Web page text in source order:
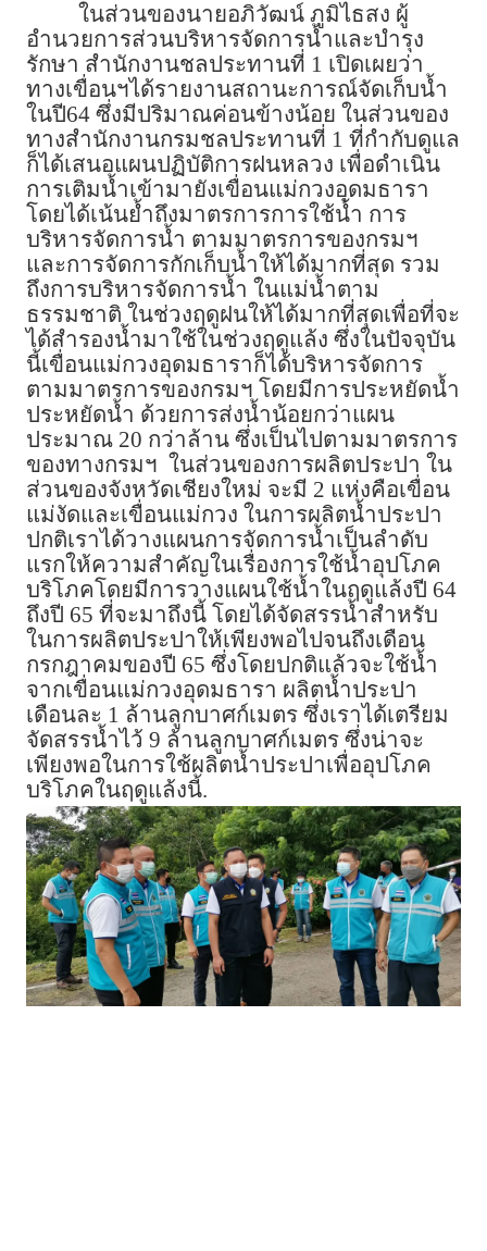
ในส่วนของนายอภิวัฒน์ ภูมิไธสง ผู้
อำนวยการส่วนบริหารจัดการน้ำและบำรุง
รักษา สำนักงานชลประทานที่ 1 เปิดเผยว่า
ทางเขื่อนฯได้รายงานสถานะการณ์จัดเก็บน้ำ
ในปี64 ซึ่งมีปริมาณค่อนข้างน้อย ในส่วนของ
ทางสำนักงานกรมชลประทานที่ 1 ที่กำกับดูแล
ก็ได้เสนอแผนปฏิบัติการฝนหลวง เพื่อดำเนิน
การเติมน้ำเข้ามายังเขื่อนแม่กวงอุดมธารา
โดยได้เน้นย้ำถึงมาตรการการใช้น้ำ การ
บริหารจัดการน้ำ ตามมาตรการของกรมฯ
และการจัดการกักเก็บน้ำให้ได้มากที่สุด รวม
ถึงการบริหารจัดการน้ำ ในแม่น้ำตาม
ธรรมชาติ ในช่วงฤดูฝนให้ได้มากที่สุดเพื่อที่จะ
ได้สำรองน้ำมาใช้ในช่วงฤดูแล้ง ซึ่งในปัจจุบัน
นี้เขื่อนแม่กวงอุดมธาราก็ได้บริหารจัดการ
ตามมาตรการของกรมฯ โดยมีการประหยัดน้ำ
ประหยัดน้ำ ด้วยการส่งน้ำน้อยกว่าแผน
ประมาณ 20 กว่าล้าน ซึ่งเป็นไปตามมาตรการ
ของทางกรมฯ ในส่วนของการผลิตประปา ใน
ส่วนของจังหวัดเชียงใหม่ จะมี 2 แห่งคือเขื่อน
แม่งัดและเขื่อนแม่กวง ในการผลิตน้ำประปา
ปกติเราได้วางแผนการจัดการน้ำเป็นลำดับ
แรกให้ความสำคัญในเรื่องการใช้น้ำอุปโภค
บริโภคโดยมีการวางแผนใช้น้ำในฤดูแล้งปี 64
ถึงปี 65 ที่จะมาถึงนี้ โดยได้จัดสรรน้ำสำหรับ
ในการผลิตประปาให้เพียงพอไปจนถึงเดือน
กรกฎาคมของปี 65 ซึ่งโดยปกติแล้วจะใช้น้ำ
จากเขื่อนแม่กวงอุดมธารา ผลิตน้ำประปา
เดือนละ 1 ล้านลูกบาศก์เมตร ซึ่งเราได้เตรียม
จัดสรรน้ำไว้ 9 ล้านลูกบาศก์เมตร ซึ่งน่าจะ
เพียงพอในการใช้ผลิตน้ำประปาเพื่ออุปโภค
บริโภคในฤดูแล้งนี้.